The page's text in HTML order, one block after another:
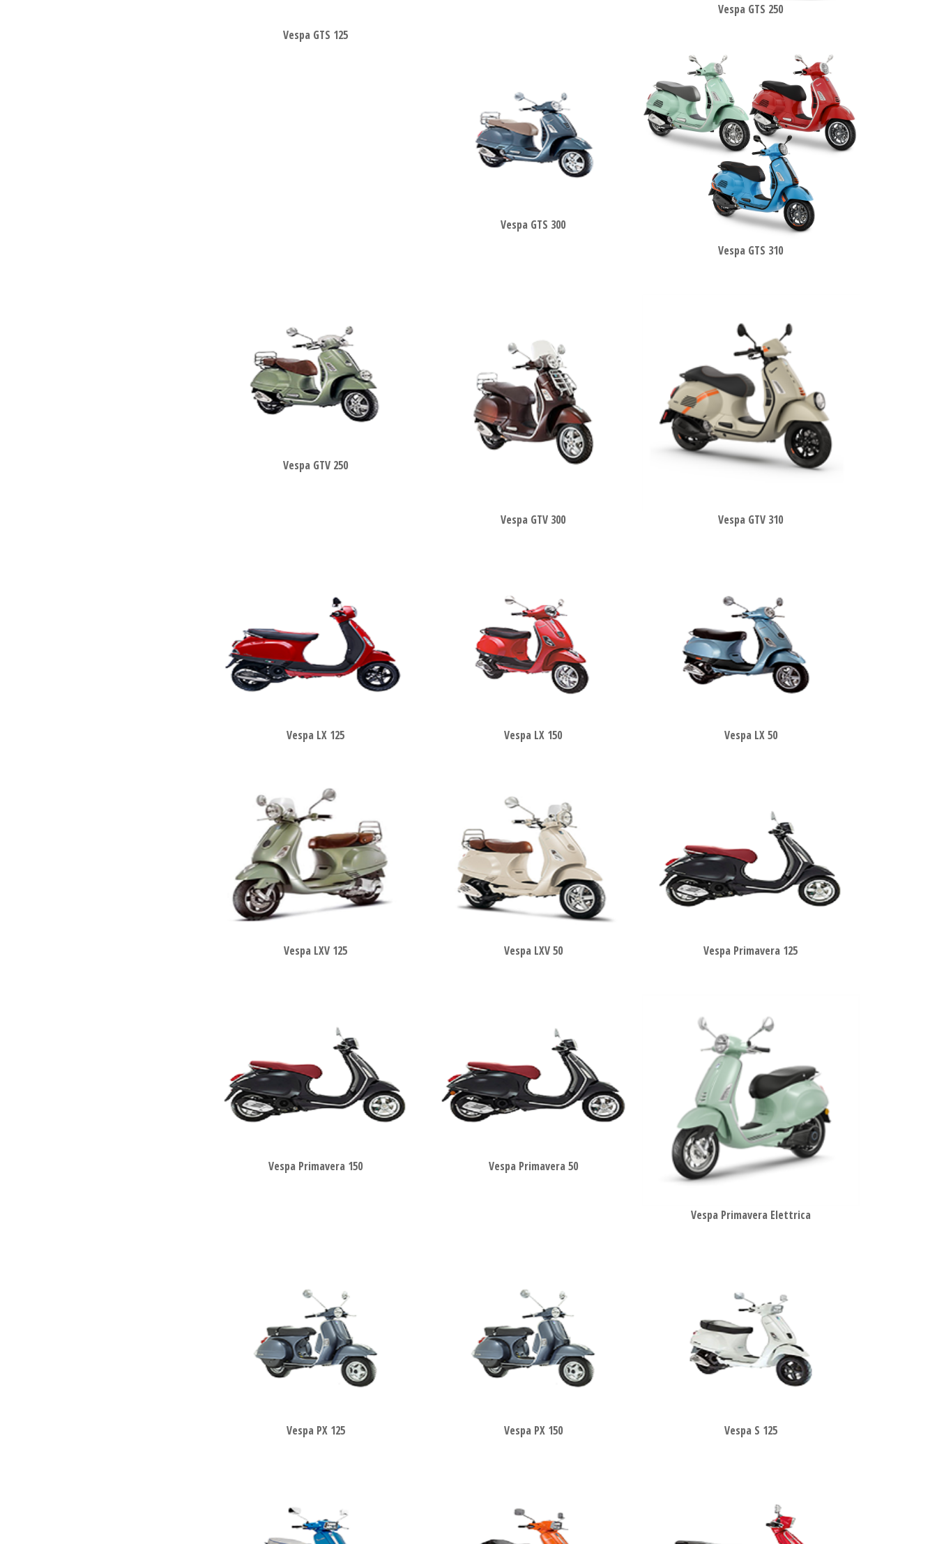
Vespa GTS 125
Vespa GTS 250
Vespa GTS 300
Vespa GTS 310
Vespa GTV 250
Vespa GTV 300 Vespa GTV 310
Vespa LX 125 Vespa LX 150 Vespa LX 50
Vespa LXV 125 Vespa LXV 50 Vespa Primavera 125
Vespa Primavera 150 Vespa Primavera 50
Vespa Primavera Elettrica
Vespa PX 125 Vespa PX 150 Vespa S 125